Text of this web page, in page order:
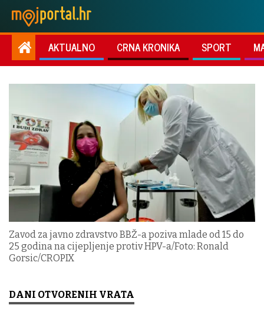
AKTUALNO CRNA KRONIKA SPORT
Zavod za javno zdravstvo BBŽ-a poziva mlade od 15 do
25 godina na cijepljenje protiv HPV-a/Foto: Ronald
Gorsic/CROPIX
DANI OTVORENIH VRATA